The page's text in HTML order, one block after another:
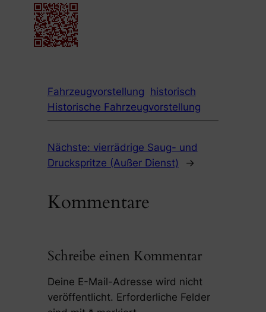
Fahrzeugvorstellung historisch
Historische Fahrzeugvorstellung
Nächste: vierrädrige Saug- und
Druckspritze (Außer Dienst)
→
Kommentare
Schreibe einen Kommentar
Deine E-Mail-Adresse wird nicht
veröffentlicht. Erforderliche Felder